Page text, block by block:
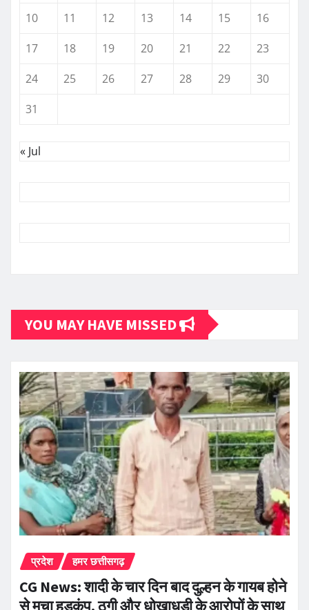
10
11 12 13 14 15
16
17
18 19 20 21 22
23
24
25 26 27 28 29
30
31
« Jul
YOU MAY HAVE MISSED
प्रदेश हमर छत्तीसगढ़
CG News: शादी के चार दिन बाद दुल्हन के गायब होने
से मचा हड़कंप, ठगी और धोखाधड़ी के आरोपों के साथ